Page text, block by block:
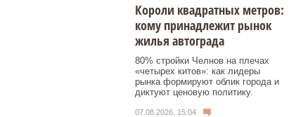
Короли квадратных метров:
кому принадлежит рынок
жилья автограда
80% стройки Челнов на плечах
«четырех китов»: как лидеры
рынка формируют облик города и
диктуют ценовую политику.
07.08.2026, 15:04